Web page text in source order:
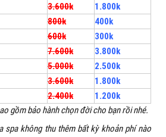
3.600k
1.800k
800k
400k
600k
300k
7.600k
3.800k
5.000k
2.500k
3.600k
1.800k
2.400k
1.200k
gồm bảo hành chọn đời cho bạn rồi nhé.
spa không thu thêm bất kỳ khoản phí nào